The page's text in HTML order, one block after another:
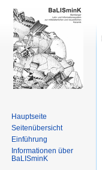
Hauptseite
Seitenübersicht
Einführung
Informationen über
BaLISminK